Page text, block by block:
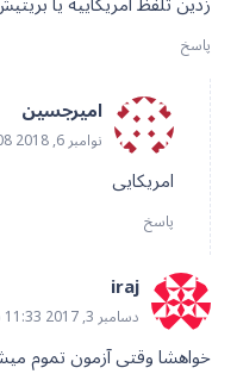
پاسخ
امیرجسین
نوامبر 6, 2018 9:08 ب.ظ
امریکایی
پاسخ
iraj
دسامبر 3, 2017 11:33 ب.ظ
خواهشا وقتی آزمون تموم